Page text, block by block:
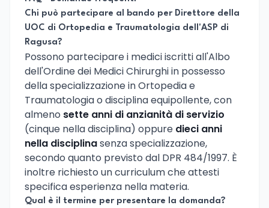
Chi può partecipare al bando per Direttore della
UOC di Ortopedia e Traumatologia dell'ASP di
Ragusa?
Possono partecipare i medici iscritti all'Albo
dell'Ordine dei Medici Chirurghi in possesso
della specializzazione in Ortopedia e
Traumatologia o disciplina equipollente, con
almeno sette anni di anzianità di servizio
(cinque nella disciplina) oppure dieci anni
nella disciplinasenza specializzazione,
secondo quanto previsto dal DPR 484/1997. È
inoltre richiesto un curriculum che attesti
specifica esperienza nella materia.
Qual è il termine per presentare la domanda?